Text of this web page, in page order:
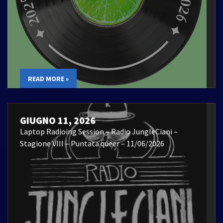
READ MORE »
GIUGNO 11, 2026
Laptop Radioing Session – Radio JungleCiani –
Stagione VIII – Puntata queer – 11/06/2026